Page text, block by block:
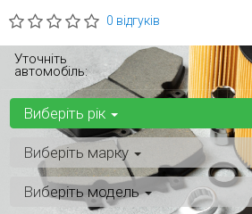
0 відгуків
Уточніть
автомобіль:
Виберіть рік
Виберіть марку
Виберіть модель